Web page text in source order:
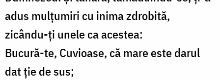
adus mulţumiri cu inima zdrobită,
zicându-ţi unele ca acestea:
Bucură-te, Cuvioase, că mare este darul
dat ţie de sus;